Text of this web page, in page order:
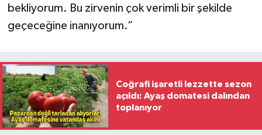
bekliyorum. Bu zirvenin çok verimli bir şekilde
geçeceğine inanıyorum.”
Coğrafi işaretli lezzette sezon
açıldı: Ayaş domatesi dalından
toplanıyor